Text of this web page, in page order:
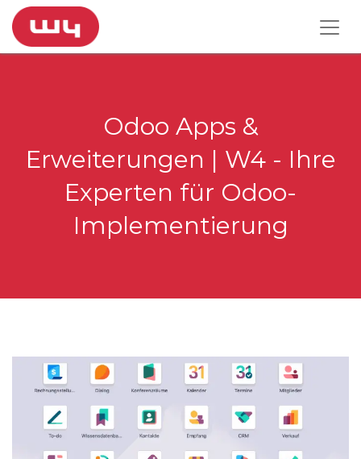
Odoo Apps &
Erweiterungen | W4 - Ihre
Experten für Odoo-
Implementierung